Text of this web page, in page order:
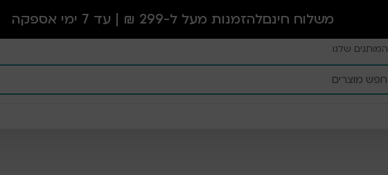
משלוח חינםלהזמנות מעל ל-299 ₪ | עד 7 ימי אספקה
המותגים שלנו